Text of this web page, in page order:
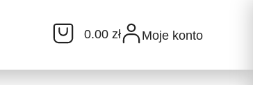
0.00 zł Moje konto